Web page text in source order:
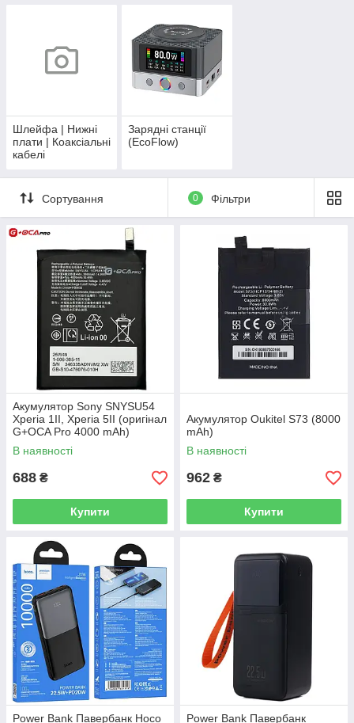
Шлейфа | Нижні
плати | Коаксіальні
кабелі
Зарядні станції
(EcoFlow)
Сортування 0 Фільтри
Акумулятор Sony SNYSU54
Xperia 1II, Xperia 5II (оригінал
G+OCA Pro 4000 mAh)
В наявності
688 ₴
Купити
Акумулятор Oukitel S73 (8000
mAh)
В наявності
962 ₴
Купити
Power Bank Павербанк Hoco
Power Bank Павербанк